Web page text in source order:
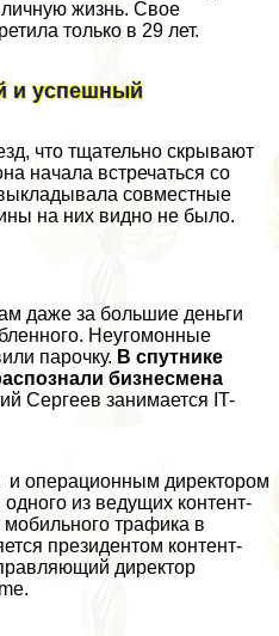
жизнь. Свое
только в 29 лет.
и успешный
что тщательно скрывают
начала встречаться со
совместные
на них видно не было.
даже за большие деньги
Неугомонные
парочку. В спутнике
бизнесмена
Сергеев занимается IT-
и операционным директором
из ведущих контент-
трафика в
президентом контент-
директор